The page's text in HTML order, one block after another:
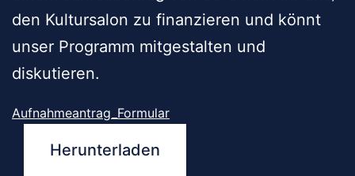
den Kultursalon zu finanzieren und könnt
unser Programm mitgestalten und
diskutieren.
Aufnahmeantrag_Formular
Herunterladen